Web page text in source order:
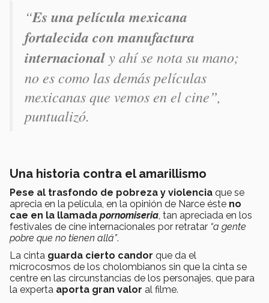
“Es una película mexicana
fortalecida con manufactura
internacionaly ahí se nota su mano;
no es como las demás películas
mexicanas que vemos en el cine”,
puntualizó.
Una historia contra el amarillismo
Pese al trasfondo de pobreza y violencia que se
aprecia en la película, en la opinión de Narce éste no
cae en la llamada pornomiseria, tan apreciada en los
festivales de cine internacionales por retratar “a gente
pobre que no tienen allá”.
La cinta guarda cierto candor que da el
microcosmos de los cholombianos sin que la cinta se
centre en las circunstancias de los personajes, que para
la experta aporta gran valor al filme.